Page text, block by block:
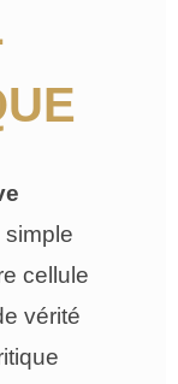
simple
cellule
vérité